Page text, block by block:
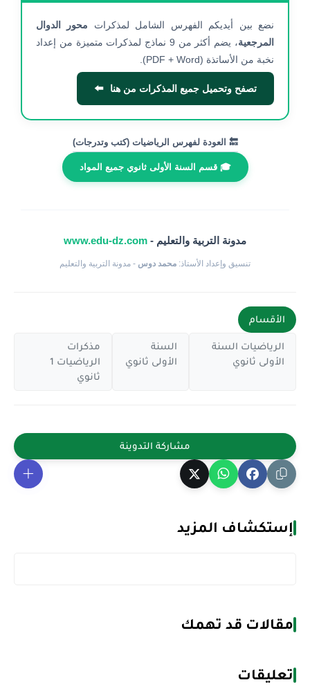
نضع بين أيديكم الفهرس الشامل لمذكرات محور الدوال
المرجعية
، يضم أكثر من 9 نماذج لمذكرات متميزة من إعداد
نخبة من الأساتذة (PDF + Word).
تصفح وتحميل جميع المذكرات من هنا ⬅️
🔙 العودة لفهرس الرياضيات (كتب وتدرجات)
🎓 قسم السنة الأولى ثانوي جميع المواد
مدونة التربية والتعليم - www.edu-dz.com
تنسيق وإعداد الأستاذ: محمد دوس - مدونة التربية والتعليم
الأقسام
الرياضيات السنة
الأولى ثانوي
السنة
الأولى ثانوي
مذكرات
الرياضيات 1
ثانوي
إستكشاف المزيد
مقالات قد تهمك
تعليقات